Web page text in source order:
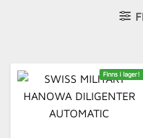
Finns i lager!